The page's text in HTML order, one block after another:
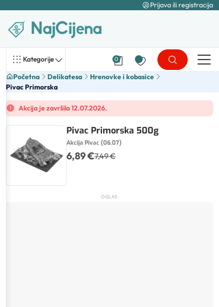
Prijava ili registracija
Kategorije 0
Početna Delikatesa
Hrenovke i kobasice
Pivac Primorska
Akcija je završila 12.07.2026.
Pivac Primorska 500g
Akcija Pivac (06.07)
6,89 €7,49 €
OGLAS